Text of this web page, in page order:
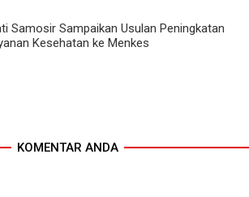
Samosir Sampaikan Usulan Peningkatan
Kesehatan ke Menkes
KOMENTAR ANDA